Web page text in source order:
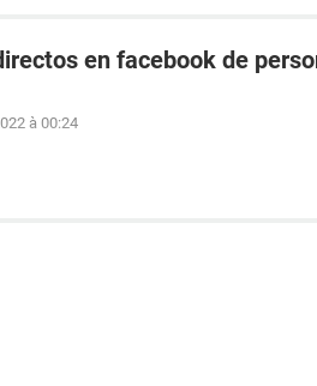
en facebook de
à 00:24